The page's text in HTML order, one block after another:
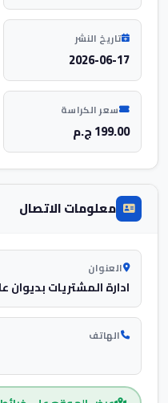
تاريخ النشر
2026-06-17
سعر الكراسة
199.00 ج.م
معلومات الاتصال
العنوان
ادارة المشتريات بديوان
الهاتف